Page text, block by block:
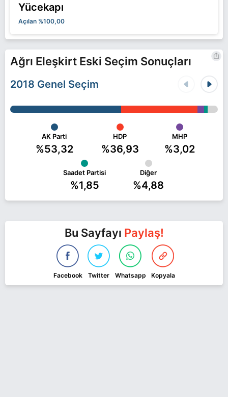
Yücekapı
Açılan %100,00
Ağrı Eleşkirt Eski Seçim Sonuçları
2018 Genel Seçim
AK Parti
%53,32
HDP
%36,93
MHP
%3,02
Saadet Partisi
%1,85
Diğer
%4,88
Bu Sayfayı Paylaş!
Facebook Twitter Whatsapp Kopyala